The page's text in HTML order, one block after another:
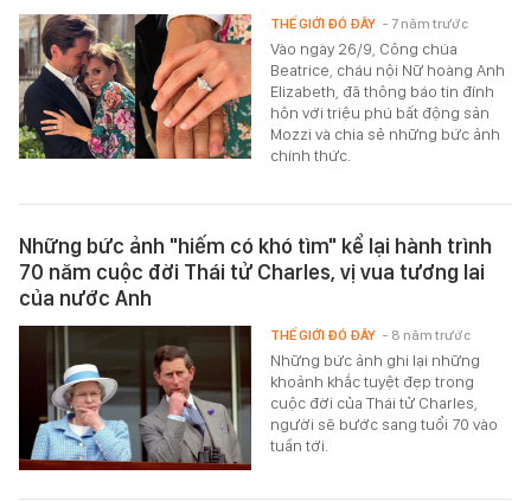
Vào ngày 26/9, Công chúa
Beatrice, cháu nội Nữ hoàng Anh
Elizabeth, đã thông báo tin đính
hôn với triệu phú bất động sản
Mozzi và chia sẻ những bức ảnh
chính thức.
THẾ GIỚI ĐÓ ĐÂY - 7 năm trước
Những bức ảnh "hiếm có khó tìm" kể lại hành trình
70 năm cuộc đời Thái tử Charles, vị vua tương lai
của nước Anh
Những bức ảnh ghi lại những
khoảnh khắc tuyệt đẹp trong
cuộc đời của Thái tử Charles,
người sẽ bước sang tuổi 70 vào
tuần tới.
THẾ GIỚI ĐÓ ĐÂY - 8 năm trước